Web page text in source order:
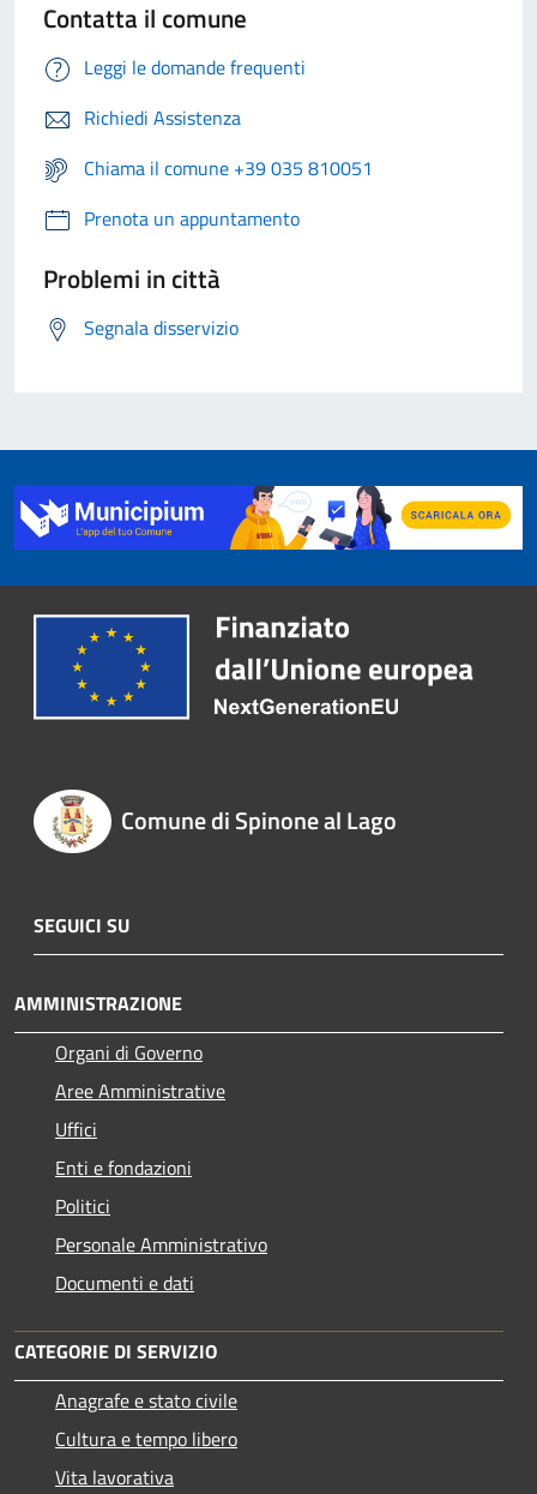
Contatta il comune
Leggi le domande frequenti
Richiedi Assistenza
Chiama il comune +39 035 810051
Prenota un appuntamento
Problemi in città
Segnala disservizio
Comune di Spinone al Lago
SEGUICI SU
AMMINISTRAZIONE
Organi di Governo
Aree Amministrative
Uffici
Enti e fondazioni
Politici
Personale Amministrativo
Documenti e dati
CATEGORIE DI SERVIZIO
Anagrafe e stato civile
Cultura e tempo libero
Vita lavorativa